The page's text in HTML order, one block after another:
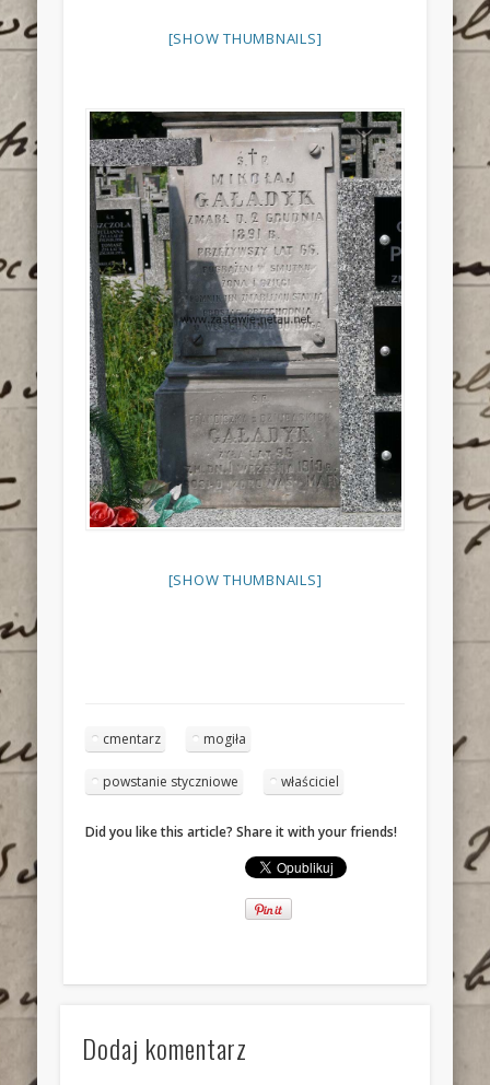
[SHOW THUMBNAILS]
[SHOW THUMBNAILS]
cmentarz mogiła
powstanie styczniowe właściciel
Did you like this article? Share it with your friends!
Dodaj komentarz